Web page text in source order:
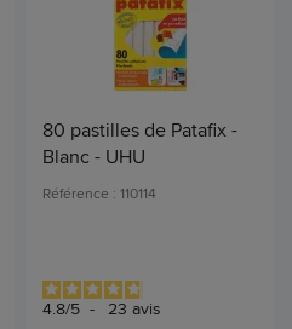
80 pastilles de Patafix -
Blanc - UHU
Référence : 110114
4.8/5 - 23 avis